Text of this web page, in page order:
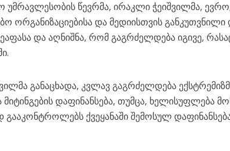
უმრავლესობის წევრმა, ირაკლი ჭეიშვილმა,
ორგანიზაციებისა და მედიისთვის განკუთვნილი
და აღნიშნა, რომ გაგრძელდება იგივე,
განაცხადა, კვლავ გაგრძელდება
მიტინგების დაფინანსება, თუმცა, ხელისუფლება
გააკონტროლებს ქვეყანაში შემოსულ